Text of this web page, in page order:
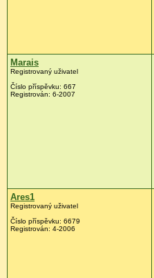
Marais
Registrovaný uživatel
Číslo příspěvku: 667
Registrován: 6-2007
Ares1
Registrovaný uživatel
Číslo příspěvku: 6679
Registrován: 4-2006